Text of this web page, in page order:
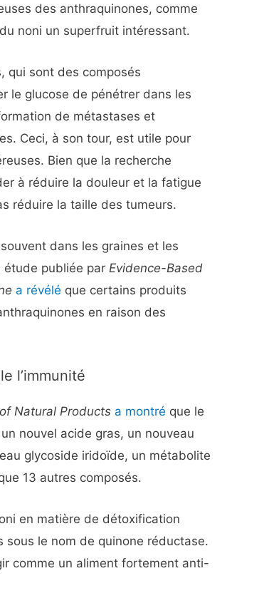
des anthraquinones, comme
noni un superfruit intéressant.
qui sont des composés
le glucose de pénétrer dans les
de métastases et
Ceci, à son tour, est utile pour
Bien que la recherche
à réduire la douleur et la fatigue
réduire la taille des tumeurs.
dans les graines et les
étude publiée parEvidence-Based
a révélé que certains produits
en raison des
l’immunité
Natural Products a montré que le
nouvel acide gras, un nouveau
glycoside iridoïde, un métabolite
13 autres composés.
en matière de détoxification
sous le nom de quinone réductase.
comme un aliment fortement anti-